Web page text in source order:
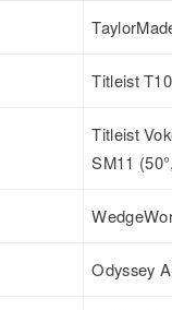
Titleist
Titleist
SM11
Odyssey